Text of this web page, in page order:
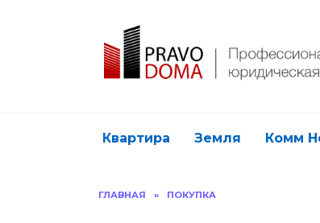
Квартира Земля Комм
ГЛАВНАЯ » ПОКУПКА